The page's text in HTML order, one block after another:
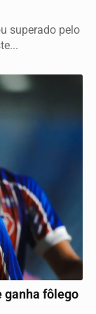
superado pelo
ganha fôlego